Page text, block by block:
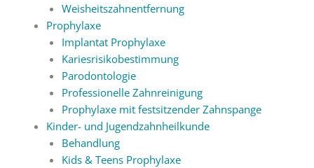
Weisheitszahnentfernung
Prophylaxe
Implantat Prophylaxe
Kariesrisikobestimmung
Parodontologie
Professionelle Zahnreinigung
Prophylaxe mit festsitzender Zahnspange
Kinder- und Jugendzahnheilkunde
Behandlung
Kids & Teens Prophylaxe